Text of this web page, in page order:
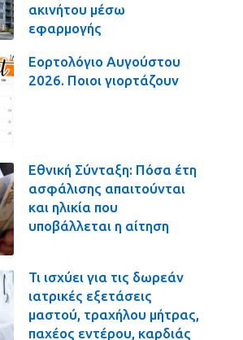
ακινήτου μέσω
εφαρμογής
Εορτολόγιο Αυγούστου
2026. Ποιοι γιορτάζουν
Εθνική Σύνταξη: Πόσα έτη
ασφάλισης απαιτούνται
και ηλικία που
υποβάλλεται η αίτηση
Τι ισχύει για τις δωρεάν
ιατρικές εξετάσεις
μαστού, τραχήλου μήτρας,
παχέος εντέρου, καρδιάς